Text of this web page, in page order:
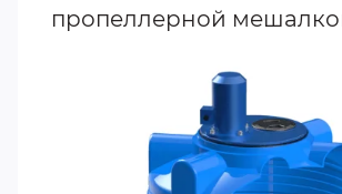
пропеллерной